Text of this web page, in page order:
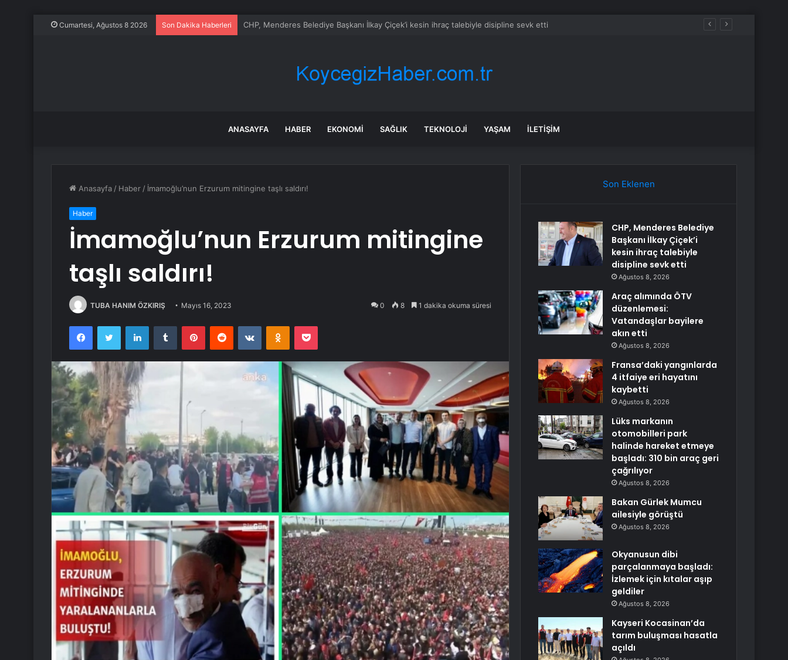
Cumartesi, Ağustos 8 2026 Son Dakika Haberleri Araç alımında ÖTV düzenlemesi: Vatandaşlar bayilere akın etti
ANASAYFA HABER EKONOMI SAĞLIK TEKNOLOJI YAŞAM İLETIŞIM
Anasayfa / Haber / İmamoğlu’nun Erzurum mitingine taşlı saldırı!
Haber
İmamoğlu’nun Erzurum mitingine
taşlı saldırı!
TUBA HANIM ÖZKIRIŞ Mayıs 16, 2023 0 8 1 dakika okuma süresi
FacebookTwitter LinkedInTumblr PinterestReddit VKontakteOdnoklassniki
Pocket
Son Eklenen
CHP, Menderes Belediye
Başkanı İlkay Çiçek’i
kesin ihraç talebiyle
disipline sevk etti
Ağustos 8, 2026
Araç alımında ÖTV
düzenlemesi:
Vatandaşlar bayilere
akın etti
Ağustos 8, 2026
Fransa’daki yangınlarda
4 itfaiye eri hayatını
kaybetti
Ağustos 8, 2026
Lüks markanın
otomobilleri park
halinde hareket etmeye
başladı: 310 bin araç geri
çağrılıyor
Ağustos 8, 2026
Bakan Gürlek Mumcu
ailesiyle görüştü
Ağustos 8, 2026
Okyanusun dibi
parçalanmaya başladı:
İzlemek için kıtalar aşıp
geldiler
Ağustos 8, 2026
Kayseri Kocasinan’da
tarım buluşması hasatla
açıldı